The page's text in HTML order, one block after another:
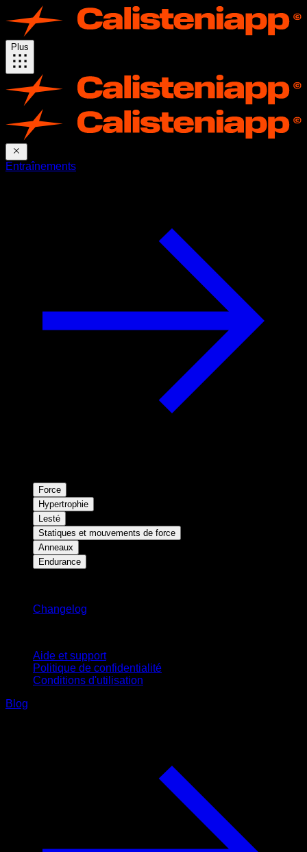
Plus
Entraînements
Force
Hypertrophie
Lesté
Statiques et mouvements de force
Anneaux
Endurance
Changelog
Aide et support
Politique de confidentialité
Conditions d'utilisation
Blog